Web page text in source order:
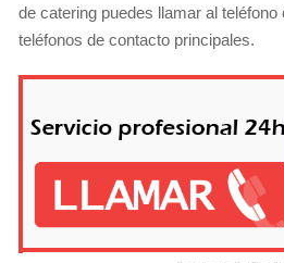
de catering puedes llamar al
teléfonos de contacto principales.